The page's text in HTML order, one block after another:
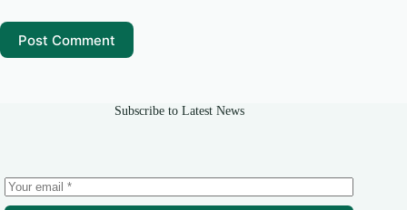
Post Comment
Subscribe to Latest News